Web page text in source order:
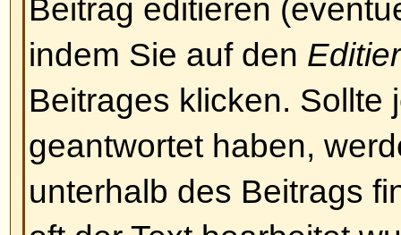
vermutlich nicht die
Nach oben
Was man in und mit
Was ist BBCode?
BBCode ist eine spezielle Art
BBCode benutzen können, wird